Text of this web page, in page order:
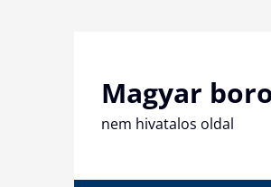
Magyar
nem hivatalos oldal